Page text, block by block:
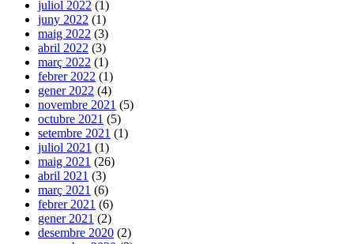
juliol 2022 (1)
juny 2022 (1)
maig 2022 (3)
abril 2022 (3)
març 2022 (1)
febrer 2022 (1)
gener 2022 (4)
novembre 2021 (5)
octubre 2021 (5)
setembre 2021 (1)
juliol 2021 (1)
maig 2021 (26)
abril 2021 (3)
març 2021 (6)
febrer 2021 (6)
gener 2021 (2)
desembre 2020 (2)